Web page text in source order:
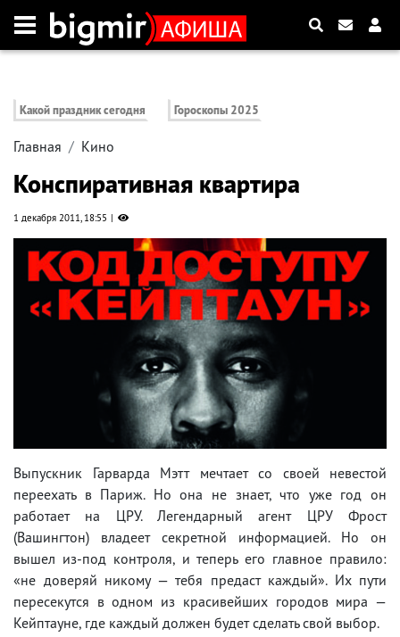
Какой праздник сегодня Гороскопы 2025
Главная Кино
Конспиративная квартира
1 декабря 2011, 18:55
Выпускник Гарварда Мэтт мечтает со своей невестой
переехать в Париж. Но она не знает, что уже год он
работает на ЦРУ. Легендарный агент ЦРУ Фрост
(Вашингтон) владеет секретной информацией. Но он
вышел из-под контроля, и теперь его главное правило:
«не доверяй никому — тебя предаст каждый». Их пути
пересекутся в одном из красивейших городов мира —
Кейптауне, где каждый должен будет сделать свой выбор.